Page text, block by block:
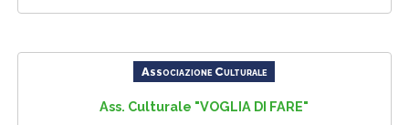
Associazione Culturale
Ass. Culturale "VOGLIA DI FARE"